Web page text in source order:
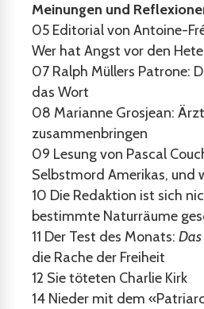
Meinungen und
05 Editorial von Antoine-
Wer hat Angst vor den
07 Ralph Müllers Patrone:
das Wort
08 Marianne Grosjean:
zusammenbringen
09 Lesung von Pascal
Selbstmord Amerikas, und
10 Die Redaktion ist sich
bestimmte Naturräume
11 Der Test des Monats:
die Rache der Freiheit
12 Sie töteten Charlie Kirk
14 Nieder mit dem